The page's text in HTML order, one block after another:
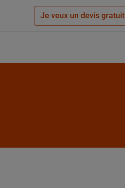
Je veux un devis gratuit